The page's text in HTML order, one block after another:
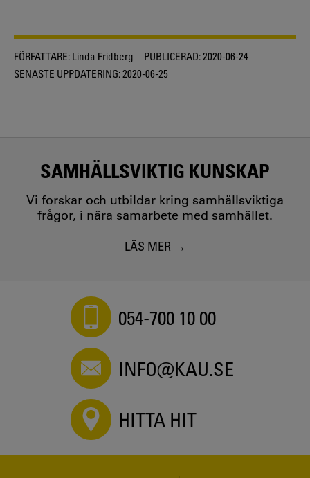
FÖRFATTARE: Linda Fridberg PUBLICERAD:2020-06-24
SENASTE UPPDATERING:2020-06-25
SAMHÄLLSVIKTIG KUNSKAP
Vi forskar och utbildar kring samhällsviktiga
frågor, i nära samarbete med samhället.
LÄS MER
054-700 10 00
INFO@KAU.SE
HITTA HIT